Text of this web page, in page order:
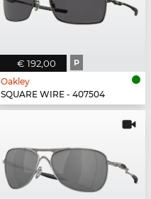
€ 192,00 P
Oakley
SQUARE WIRE - 407504